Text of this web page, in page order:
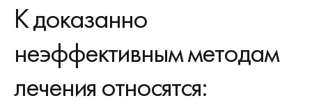
К доказанно
неэффективным методам
лечения относятся: